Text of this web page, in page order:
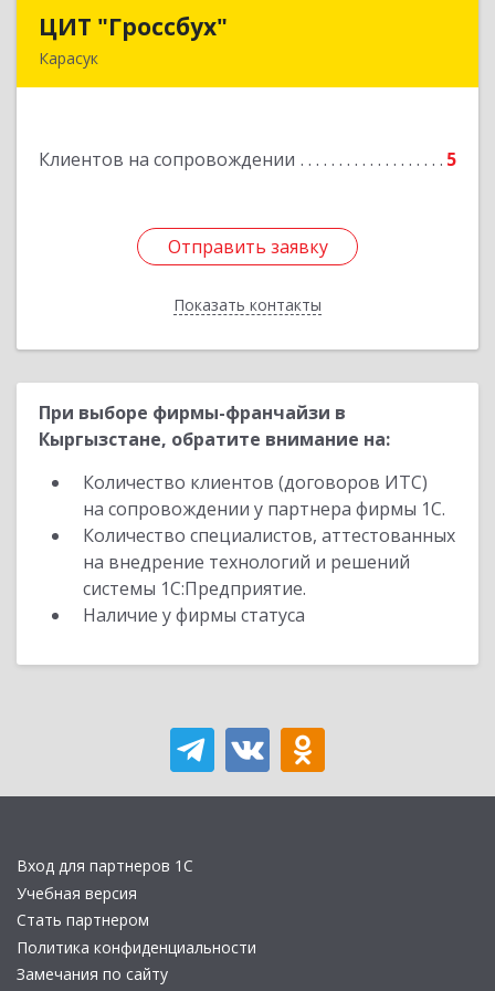
ЦИТ "Гроссбух"
Карасук
Клиентов на сопровождении 5
Отправить заявку
Показать контакты
Подробнее
Отправить заявку
Назад
При выборе фирмы-франчайзи в
Кыргызстане, обратите внимание на:
Количество клиентов (договоров ИТС)
на сопровождении у партнера фирмы 1С.
Количество специалистов, аттестованных
на внедрение технологий и решений
системы 1С:Предприятие.
Наличие у фирмы статуса
Вход для партнеров 1С
Учебная версия
Стать партнером
Политика конфиденциальности
Замечания по сайту